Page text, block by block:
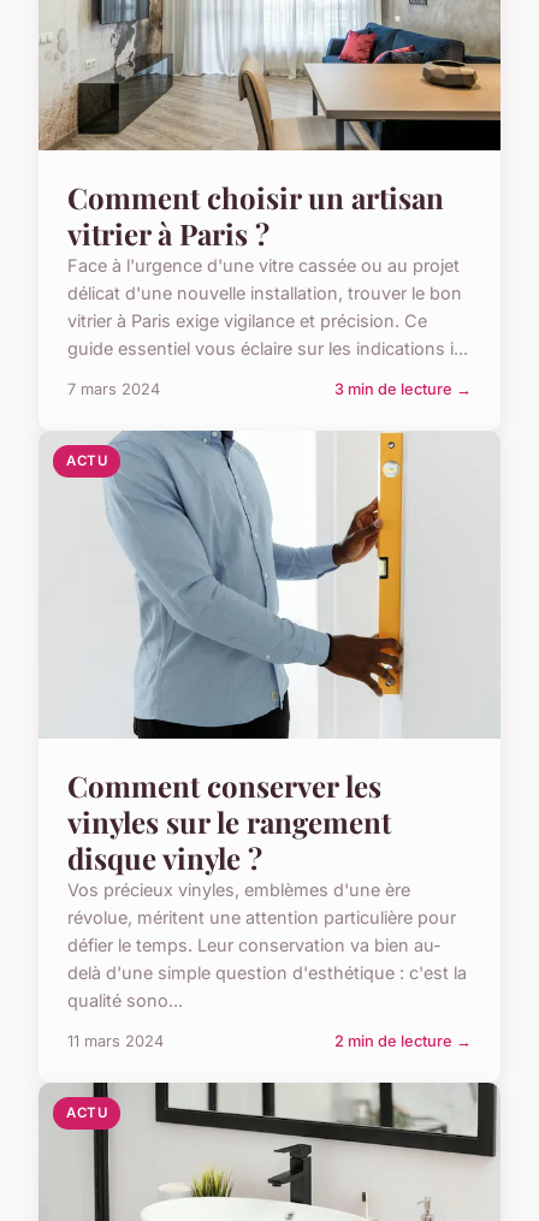
Comment choisir un artisan
vitrier à Paris ?
Face à l'urgence d'une vitre cassée ou au projet
délicat d'une nouvelle installation, trouver le bon
vitrier à Paris exige vigilance et précision. Ce
guide essentiel vous éclaire sur les indications i...
7 mars 2024 3 min de lecture →
ACTU
Comment conserver les
vinyles sur le rangement
disque vinyle ?
Vos précieux vinyles, emblèmes d'une ère
révolue, méritent une attention particulière pour
défier le temps. Leur conservation va bien au-
delà d'une simple question d'esthétique : c'est la
qualité sono...
11 mars 2024 2 min de lecture →
ACTU